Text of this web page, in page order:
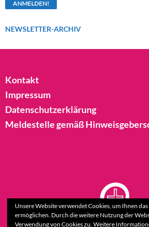
NEWSLETTER-ARCHIV
Kontakt
Impressum
Datenschutzerklärung
Meldestelle gemäß
Unsere Website verwendet Cookies, um Ihnen
ermöglichen. Durch die weitere Nutzung der
Verwendung von Cookies zu. Weitere